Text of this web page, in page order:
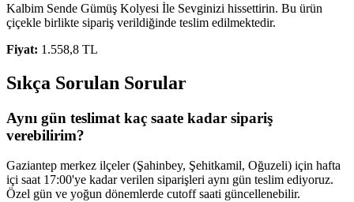
Kalbim Sende Gümüş Kolyesi İle Sevginizi hissettirin. Bu ürün
çiçekle birlikte sipariş verildiğinde teslim edilmektedir.
Fiyat: 1.558,8 TL
Sıkça Sorulan Sorular
Aynı gün teslimat kaç saate kadar sipariş
verebilirim?
Gaziantep merkez ilçeler (Şahinbey, Şehitkamil, Oğuzeli) için hafta
içi saat 17:00'ye kadar verilen siparişleri aynı gün teslim ediyoruz.
Özel gün ve yoğun dönemlerde cutoff saati güncellenebilir.